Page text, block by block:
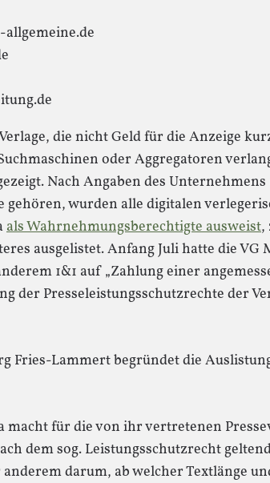
allgemeine.de
die nicht Geld für die Anzeige
oder Aggregatoren
Nach Angaben des Unternehmens
gehören, wurden alle digitalen
als Wahrnehmungsberechtigte ausweist,
ausgelistet. Anfang Juli hatte die VG
1&1 auf „Zahlung einer
der Presseleistungsschutzrechte der
Fries-Lammert begründet die
macht für die von ihr vertretenen
dem sog. Leistungsschutzrecht
darum, ab welcher Textlänge